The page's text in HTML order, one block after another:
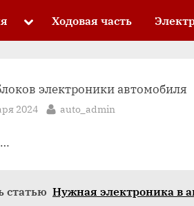
Toggle
menu
Ходовая часть
электроники автомобиля
2024 By
auto_admin
статью Нужная электроника в